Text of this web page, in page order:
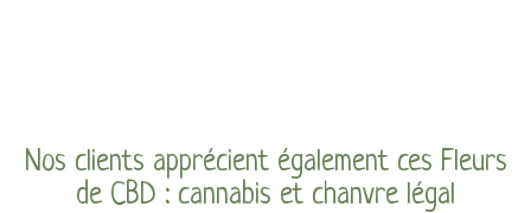
Nos clients apprécient également ces Fleurs
de CBD : cannabis et chanvre légal